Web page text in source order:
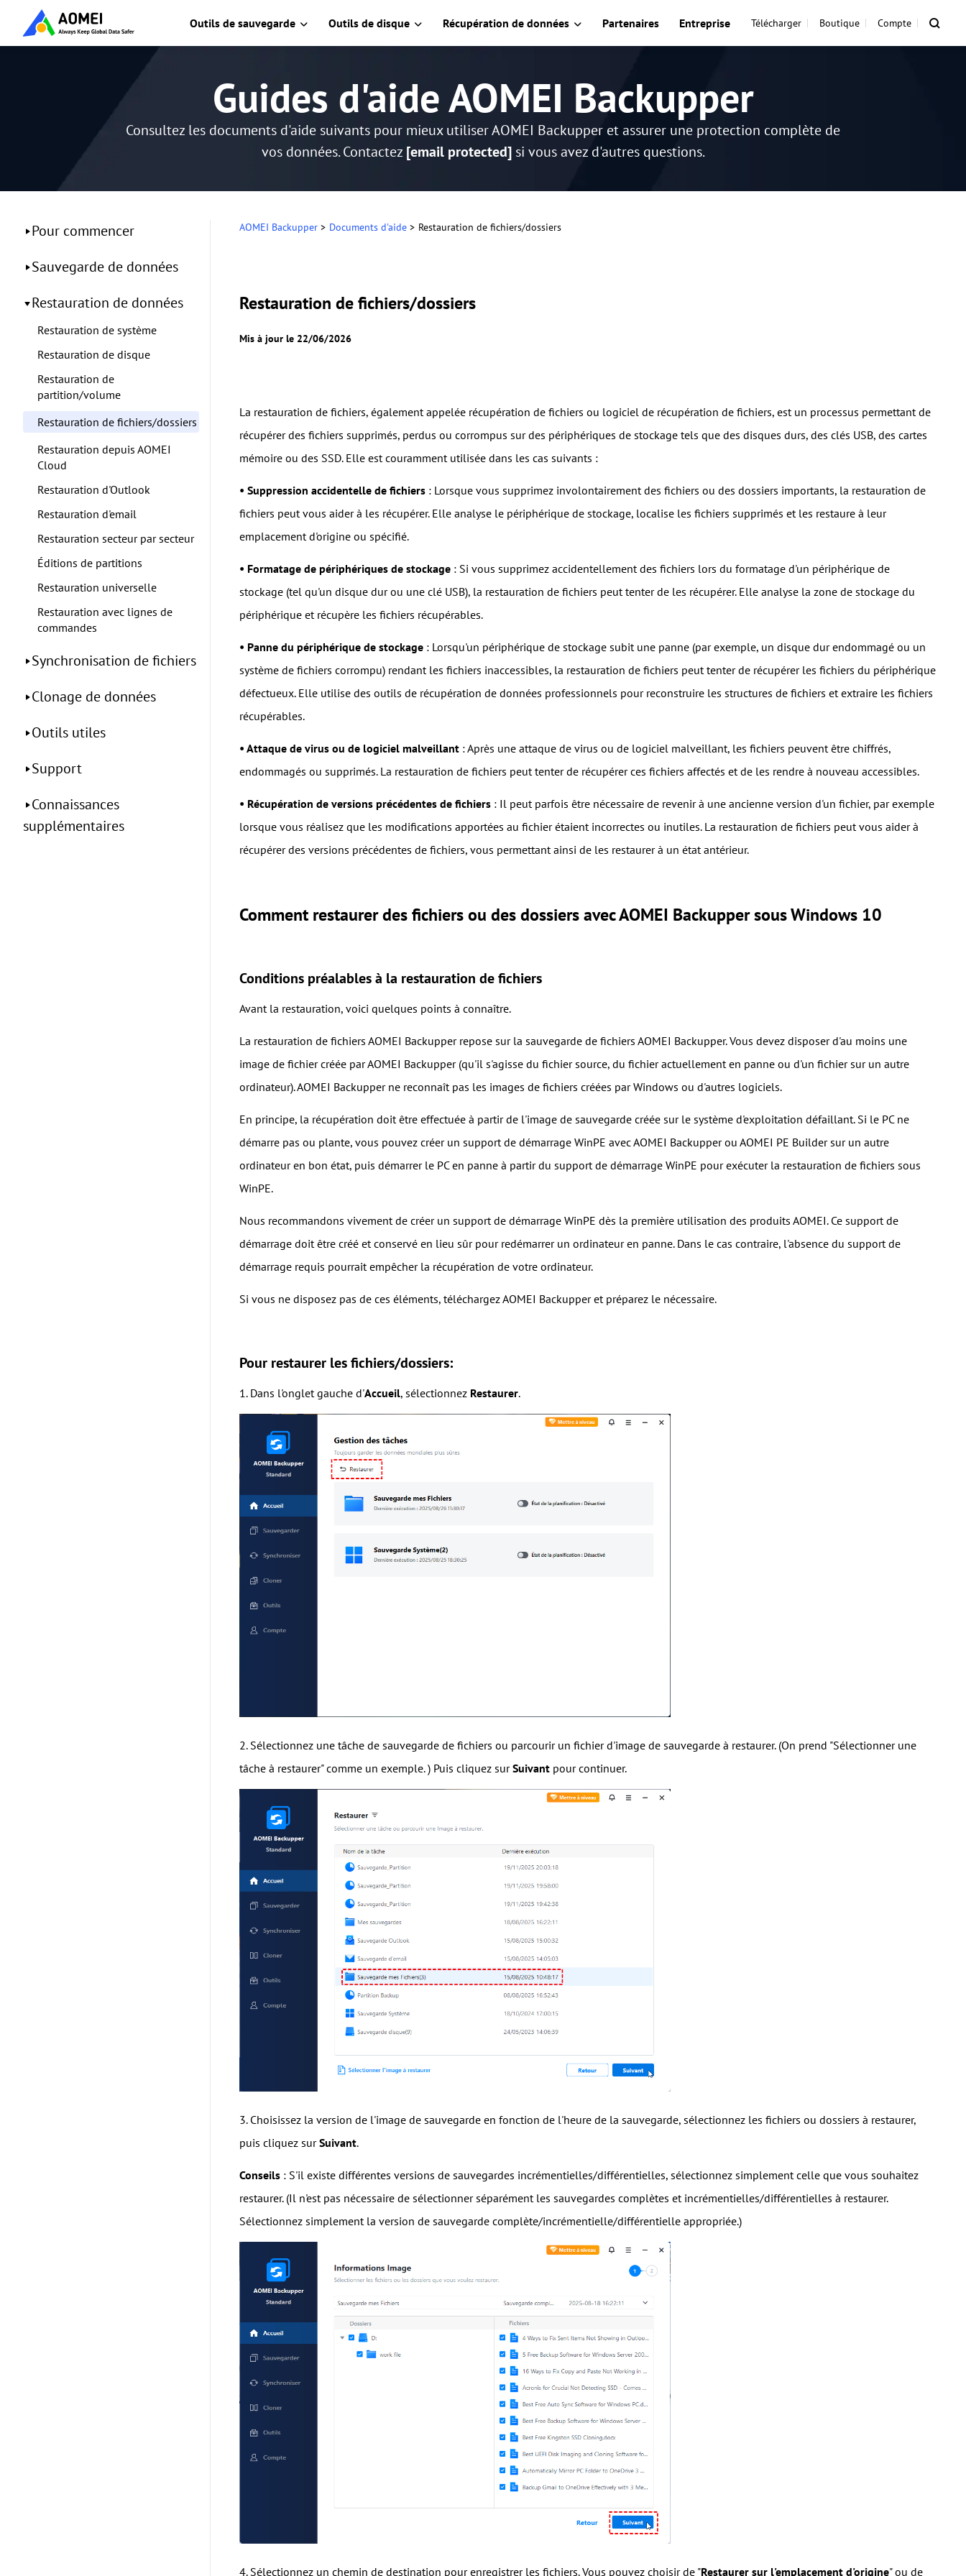
Outils de sauvegarde Outils de disque Récupération de données Partenaires Entreprise Télécharger Boutique Compte
Guides d'aide AOMEI Backupper
Consultez les documents d'aide suivants pour mieux utiliser AOMEI Backupper et assurer une protection complète de
vos données. Contactez [email protected]si vous avez d'autres questions.
Pour commencer
Sauvegarde de données
Restauration de données
Restauration de système
Restauration de disque
Restauration de
partition/volume
Restauration de fichiers/dossiers
Restauration depuis AOMEI
Cloud
Restauration d'Outlook
Restauration d'email
Restauration secteur par secteur
Éditions de partitions
Restauration universelle
Restauration avec lignes de
commandes
Synchronisation de fichiers
Clonage de données
Outils utiles
Support
Connaissances
supplémentaires
AOMEI Backupper > Documents d'aide > Restauration de fichiers/dossiers
Restauration de fichiers/dossiers
Mis à jour le 22/06/2026
La restauration de fichiers, également appelée récupération de fichiers ou logiciel de récupération de fichiers, est un processus permettant de
récupérer des fichiers supprimés, perdus ou corrompus sur des périphériques de stockage tels que des disques durs, des clés USB, des cartes
mémoire ou des SSD. Elle est couramment utilisée dans les cas suivants :
• Suppression accidentelle de fichiers : Lorsque vous supprimez involontairement des fichiers ou des dossiers importants, la restauration de
fichiers peut vous aider à les récupérer. Elle analyse le périphérique de stockage, localise les fichiers supprimés et les restaure à leur
emplacement d'origine ou spécifié.
• Formatage de périphériques de stockage : Si vous supprimez accidentellement des fichiers lors du formatage d'un périphérique de
stockage (tel qu'un disque dur ou une clé USB), la restauration de fichiers peut tenter de les récupérer. Elle analyse la zone de stockage du
périphérique et récupère les fichiers récupérables.
• Panne du périphérique de stockage : Lorsqu'un périphérique de stockage subit une panne (par exemple, un disque dur endommagé ou un
système de fichiers corrompu) rendant les fichiers inaccessibles, la restauration de fichiers peut tenter de récupérer les fichiers du périphérique
défectueux. Elle utilise des outils de récupération de données professionnels pour reconstruire les structures de fichiers et extraire les fichiers
récupérables.
• Attaque de virus ou de logiciel malveillant : Après une attaque de virus ou de logiciel malveillant, les fichiers peuvent être chiffrés,
endommagés ou supprimés. La restauration de fichiers peut tenter de récupérer ces fichiers affectés et de les rendre à nouveau accessibles.
• Récupération de versions précédentes de fichiers : Il peut parfois être nécessaire de revenir à une ancienne version d'un fichier, par exemple
lorsque vous réalisez que les modifications apportées au fichier étaient incorrectes ou inutiles. La restauration de fichiers peut vous aider à
récupérer des versions précédentes de fichiers, vous permettant ainsi de les restaurer à un état antérieur.
Comment restaurer des fichiers ou des dossiers avec AOMEI Backupper sous Windows 10
Conditions préalables à la restauration de fichiers
Avant la restauration, voici quelques points à connaître.
La restauration de fichiers AOMEI Backupper repose sur la sauvegarde de fichiers AOMEI Backupper. Vous devez disposer d'au moins une
image de fichier créée par AOMEI Backupper (qu'il s'agisse du fichier source, du fichier actuellement en panne ou d'un fichier sur un autre
ordinateur). AOMEI Backupper ne reconnaît pas les images de fichiers créées par Windows ou d'autres logiciels.
En principe, la récupération doit être effectuée à partir de l'image de sauvegarde créée sur le système d'exploitation défaillant. Si le PC ne
démarre pas ou plante, vous pouvez créer un support de démarrage WinPE avec AOMEI Backupper ou AOMEI PE Builder sur un autre
ordinateur en bon état, puis démarrer le PC en panne à partir du support de démarrage WinPE pour exécuter la restauration de fichiers sous
WinPE.
Nous recommandons vivement de créer un support de démarrage WinPE dès la première utilisation des produits AOMEI. Ce support de
démarrage doit être créé et conservé en lieu sûr pour redémarrer un ordinateur en panne. Dans le cas contraire, l'absence du support de
démarrage requis pourrait empêcher la récupération de votre ordinateur.
Si vous ne disposez pas de ces éléments, téléchargez AOMEI Backupper et préparez le nécessaire.
Pour restaurer les fichiers/dossiers:
1. Dans l'onglet gauche d'Accueil, sélectionnez Restaurer.
2. Sélectionnez une tâche de sauvegarde de fichiers ou parcourir un fichier d'image de sauvegarde à restaurer. (On prend "Sélectionner une
tâche à restaurer" comme un exemple. ) Puis cliquez surSuivant pour continuer.
3. Choisissez la version de l'image de sauvegarde en fonction de l'heure de la sauvegarde, sélectionnez les fichiers ou dossiers à restaurer,
puis cliquez surSuivant.
Conseils : S'il existe différentes versions de sauvegardes incrémentielles/différentielles, sélectionnez simplement celle que vous souhaitez
restaurer. (Il n'est pas nécessaire de sélectionner séparément les sauvegardes complètes et incrémentielles/différentielles à restaurer.
Sélectionnez simplement la version de sauvegarde complète/incrémentielle/différentielle appropriée.)
4. Sélectionnez un chemin de destination pour enregistrer les fichiers. Vous pouvez choisir de "Restaurer sur l'emplacement d'origine" ou de